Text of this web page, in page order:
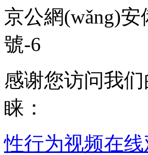
京公網(wǎng)安
號-6
感谢您访问我
睐：
性行为视频在